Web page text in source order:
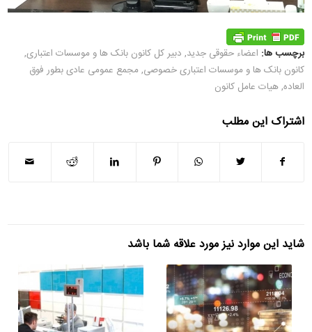
برچسب ها: اعضاء حقوقی جدید, دبیر کل کانون بانک ها و موسسات اعتباری,
کانون بانک ها و موسسات اعتباری خصوصی, مجمع عمومی عادی بطور فوق
العاده,هیات عامل کانون
اشتراک این مطلب
شاید این موارد نیز مورد علاقه شما باشد